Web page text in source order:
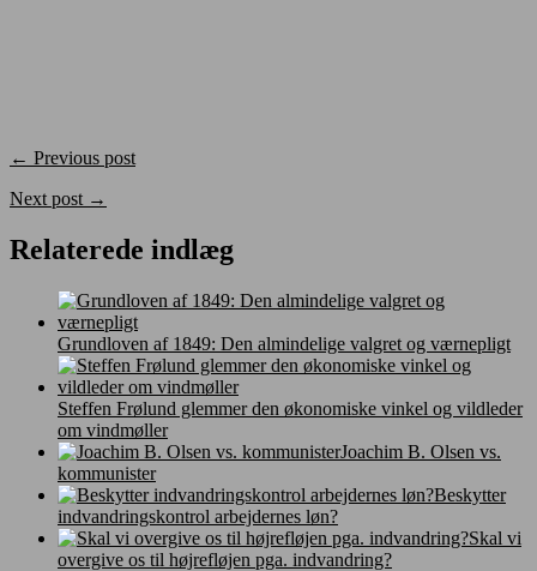
← Previous post
Next post →
Relaterede indlæg
Grundloven af 1849: Den almindelige valgret og værnepligt
Steffen Frølund glemmer den økonomiske vinkel og vildleder
om vindmøller
Joachim B. Olsen vs.
kommunister
Beskytter
indvandringskontrol arbejdernes løn?
Skal vi
overgive os til højrefløjen pga. indvandring?